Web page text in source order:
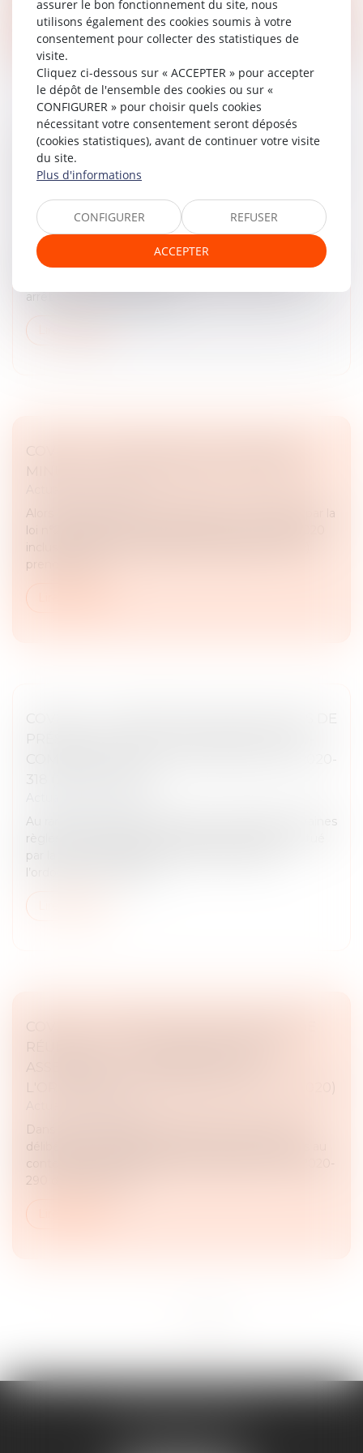
Lire la suite
RESPONSABILITÉ PÉNALE DES PERSONNES
MORALES ET FUSION-ABSORPTION : LE
GRAND CHAMBARDEMENT OU COMMENT
CRÉER UNE HYDRE !
Actualités du cabinet
Dans une affaire dans laquelle Olivier BURETH
représente les intérêts de KERING, il a obtenu de la
arrêt tout à fait remarquab...
COVID 19 - FIN DE PJP LE 23 JUIN 2020 À
MINUIT LE JOUR D'APRÈS (23 JUIN 2020)
Alors que l’état d’urgence sanitaire a été prorogé par la
loi n°2020-546 du 11 mai 2020 jusqu’au 10 juillet 2020
inclus, la « période juridiquement protégée » (PJP)
prendra quan...
COVID 19 - LA PROROGATION DES DÉLAIS DE
PRÉSENTATION DES COMPTES SOCIAUX -
COMMENTAIRE DE L'ORDONNANCE N°2020-
318 (24 AVRIL 2020)
Au rang des ordonnances prises pour adapter certaines
règles au contexte d’état d’urgence sanitaire institué
par la loi n°2020-290 du 23 mars 2020, figure
l’ordonnance n°2020-31...
COVID 19 - L'ADAPTATION DES RÈGLES DE
RÉUNION ET DE DÉLIBÉRATIONS DES
ASSEMBLÉES - COMMENTAIRE DE
L'ORDONNANCE N°2020-418 (24 AVRIL 2020)
Dans le but d’adapter les règles de réunion et de
délibération des assemblées et organes dirigeants au
contexte d’urgence sanitaire instauré par la loi n°2020-
290 du 23 mars 202...
assurer le bon fonctionnement du site, nous
utilisons également des cookies soumis à votre
consentement pour collecter des statistiques de
visite.
Cliquez ci-dessous sur « ACCEPTER » pour accepter
le dépôt de l'ensemble des cookies ou sur «
CONFIGURER » pour choisir quels cookies
nécessitant votre consentement seront déposés
(cookies statistiques), avant de continuer votre visite
du site.
Plus d'informations
CONFIGURER REFUSER
ACCEPTER